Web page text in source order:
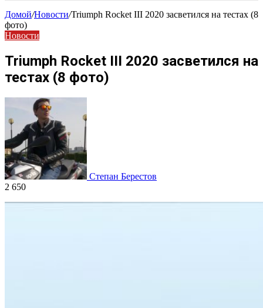
Домой/Новости/Triumph Rocket III 2020 засветился на тестах (8
фото)
Новости
Triumph Rocket III 2020 засветился на
тестах (8 фото)
Степан Берестов
2 650